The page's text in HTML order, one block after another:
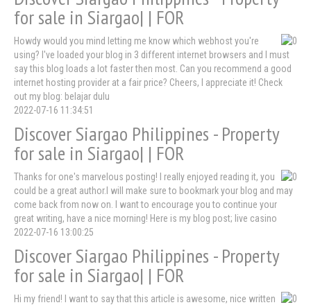
for sale in Siargao| | FOR
Howdy would you mind letting me know which webhost you're
using? I've loaded your blog in 3 different internet browsers and I must
say this blog loads a lot faster then most. Can you recommend a good
internet hosting provider at a fair price? Cheers, I appreciate it! Check
out my blog: belajar dulu
2022-07-16 11:34:51
Discover Siargao Philippines - Property
for sale in Siargao| | FOR
Thanks for one's marvelous posting! I really enjoyed reading it, you
could be a great author.I will make sure to bookmark your blog and may
come back from now on. I want to encourage you to continue your
great writing, have a nice morning! Here is my blog post; live casino
2022-07-16 13:00:25
Discover Siargao Philippines - Property
for sale in Siargao| | FOR
Hi my friend! I want to say that this article is awesome, nice written